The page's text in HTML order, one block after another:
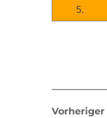
5.
Vorheriger